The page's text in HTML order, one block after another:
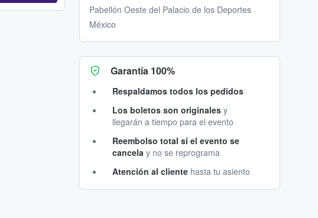
Pabellón Oeste del Palacio de los Deportes
México
Garantía 100%
Respaldamos todos los pedidos
Los boletos son originales y
llegarán a tiempo para el evento
Reembolso total si el evento se
cancela y no se reprograma
Atención al cliente hasta tu asiento